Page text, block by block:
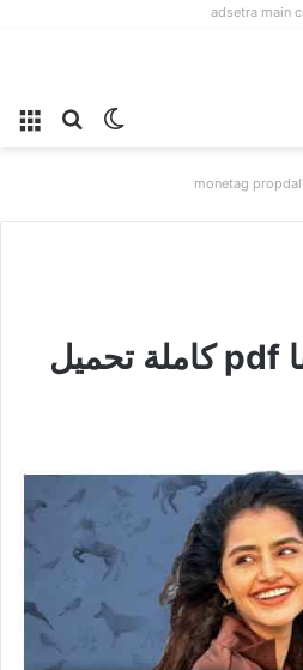
adsetra main
بحث الوضع
monetag
رواية في دواخلنا pdf كاملة تحميل